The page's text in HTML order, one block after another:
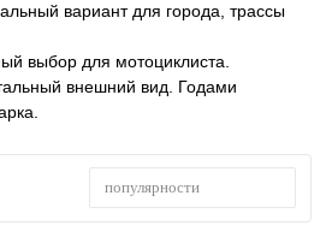
вариант для города, трассы
выбор для мотоциклиста.
внешний вид. Годами
популярности